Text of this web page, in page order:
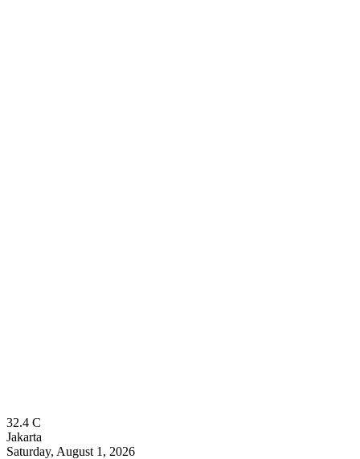
32.4 C
Jakarta
Saturday, August 1, 2026